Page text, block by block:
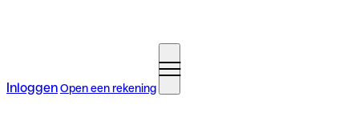
InloggenOpen een rekening